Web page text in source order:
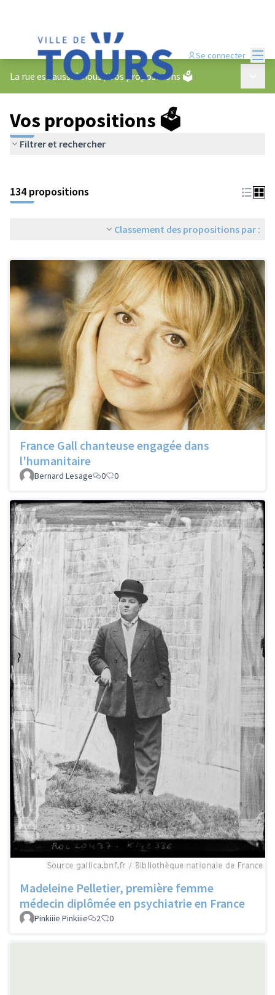
Se connecter
La rue est aussi à nous/Vos propositions 🗳️
Vos propositions 🗳️
Filtrer et rechercher
134 propositions
Classement des propositions par :
France Gall chanteuse engagée dans
l'humanitaire
Bernard Lesage 0 0
Madeleine Pelletier, première femme
médecin diplômée en psychiatrie en France
Pinkiiie Pinkiiie 2 0